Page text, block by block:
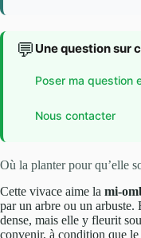
💬 Une question sur
Poser ma question
Nous contacter
Où la planter pour qu’elle
Cette vivace aime la mi-
par un arbre ou un arbuste.
dense, mais elle y fleurit
convenir, à condition que le